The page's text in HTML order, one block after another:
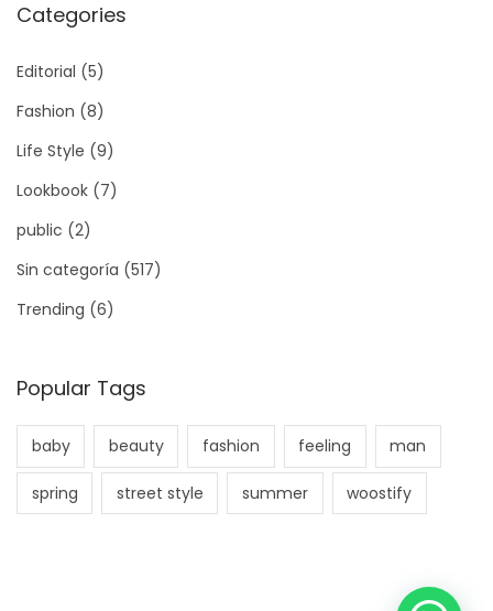
g
P
r
l
e
m
c
A
p
Categories
Editorial (5)
Fashion (8)
Life Style (9)
Lookbook (7)
public (2)
Sin categoría (517)
Trending (6)
Popular Tags
baby beauty fashion feeling man
spring street style summer woostify